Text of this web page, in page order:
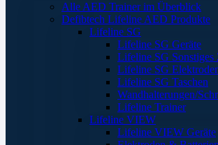
Alle AED Trainer im Überblick
Defibtech Lifeline AED Produkte
Lifeline SG
Lifeline SG Geräte
Lifeline SG Sonstiges
Lifeline SG
Lifeline SG Taschen
Wandhalterungen/
Lifeline Trainer
Lifeline VIEW
Lifeline VIEW Geräte